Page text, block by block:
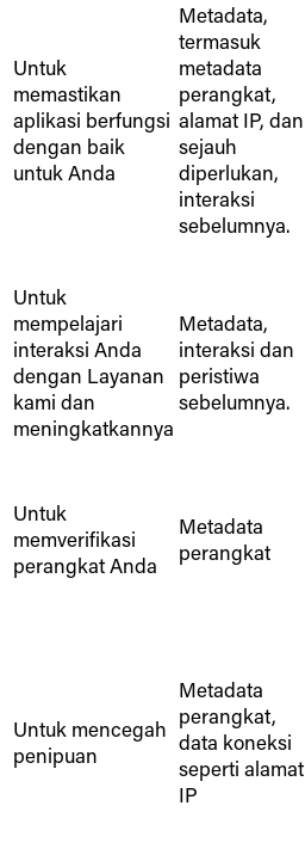
Untuk
memastikan
aplikasi berfungsi
dengan baik
untuk Anda
Metadata,
termasuk
metadata
perangkat,
alamat IP, dan
sejauh
diperlukan,
interaksi
sebelumnya.
Untuk
mempelajari
interaksi Anda
dengan Layanan
kami dan
meningkatkannya
Metadata,
interaksi dan
peristiwa
sebelumnya.
Untuk
memverifikasi
perangkat Anda
Metadata
perangkat
Untuk mencegah
penipuan
Metadata
perangkat,
data koneksi
seperti alamat
IP